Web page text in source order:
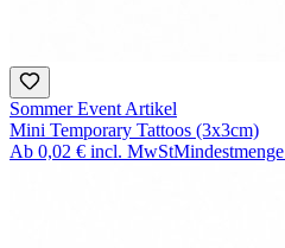
Sommer Event Artikel
Mini Temporary Tattoos (3x3cm)
Ab 0,02 € incl. MwStMindestmenge